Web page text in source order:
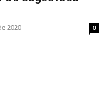
2020 0